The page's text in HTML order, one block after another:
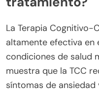
La Terapia Cognitivo-
altamente efectiva en
condiciones de salud
muestra que la TCC
síntomas de